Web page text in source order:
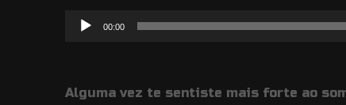
Reprodutor
00:00
Alguma vez te sentiste mais forte ao